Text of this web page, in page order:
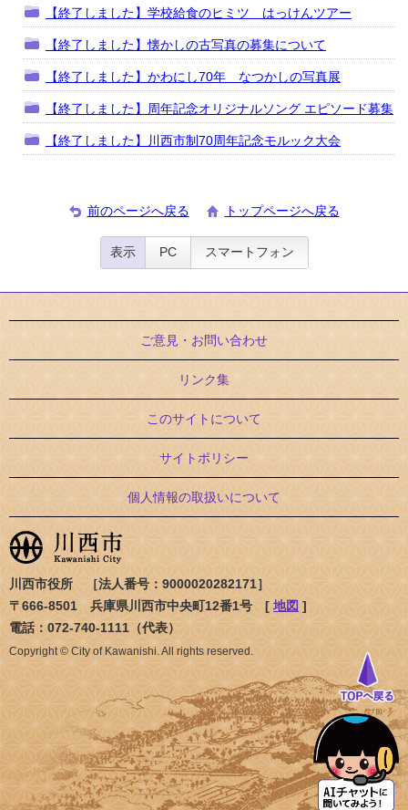
【終了しました】学校給食のヒミツ はっけんツアー
【終了しました】懐かしの古写真の募集について
【終了しました】かわにし70年 なつかしの写真展
【終了しました】周年記念オリジナルソング エピソード募集
【終了しました】川西市制70周年記念モルック大会
前のページへ戻る トップページへ戻る
表示 PC スマートフォン
ご意見・お問い合わせ
リンク集
このサイトについて
サイトポリシー
個人情報の取扱いについて
川西市役所 ［法人番号：9000020282171］
〒666-8501 兵庫県川西市中央町12番1号 [ 地図 ]
電話：072-740-1111（代表）
Copyright © City of Kawanishi. All rights reserved.